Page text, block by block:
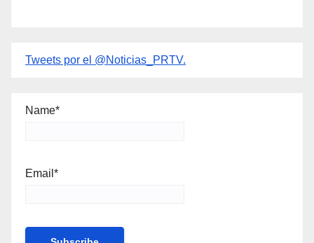
Tweets por el @Noticias_PRTV.
Name*
Email*